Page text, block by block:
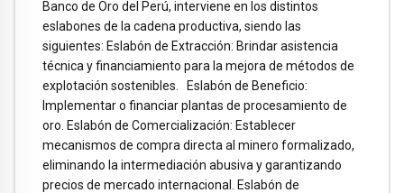
Banco de Oro del Perú, interviene en los distintos
eslabones de la cadena productiva, siendo las
siguientes: Eslabón de Extracción: Brindar asistencia
técnica y financiamiento para la mejora de métodos de
explotación sostenibles. Eslabón de Beneficio:
Implementar o financiar plantas de procesamiento de
oro. Eslabón de Comercialización: Establecer
mecanismos de compra directa al minero formalizado,
eliminando la intermediación abusiva y garantizando
precios de mercado internacional. Eslabón de